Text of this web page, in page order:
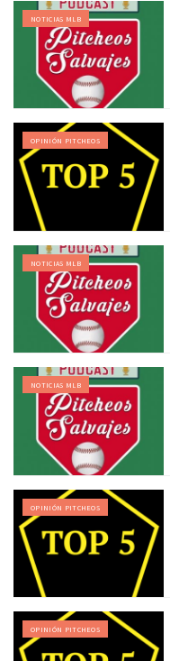
NOTICIAS MLB
OPINIÓN PITCHEOS
NOTICIAS MLB
NOTICIAS MLB
OPINIÓN PITCHEOS
OPINIÓN PITCHEOS